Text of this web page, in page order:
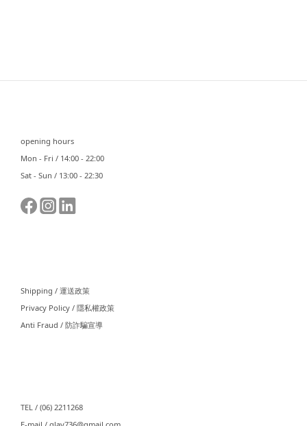
opening hours
Mon - Fri / 14:00 - 22:00
Sat - Sun / 13:00 - 22:30
Shipping / 運送政策
Privacy Policy / 隱私權政策
Anti Fraud / 防詐騙宣導
TEL / (06) 2211268